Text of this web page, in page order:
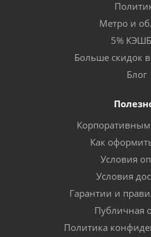
Метро и
5%
Больше скидок
Блог
Как
Условия
Условия
Гарантии и
Публичная
Политика